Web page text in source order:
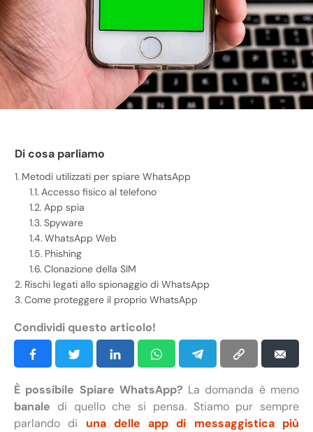
Di cosa parliamo
Metodi utilizzati per spiare WhatsApp
Accesso fisico al telefono
App spia
Spyware
WhatsApp Web
Phishing
Clonazione della SIM
Rischi legati allo spionaggio di WhatsApp
Come proteggere il proprio WhatsApp
Condividi questo articolo!
È possibile Spiare WhatsApp? La domanda è meno
banale di quello che si pensa. Stiamo pur sempre
parlando di una delle app di messaggistica più